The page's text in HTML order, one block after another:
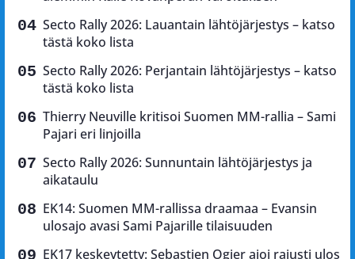
Secto Rally 2026: Lauantain lähtöjärjestys – katso
tästä koko lista
Secto Rally 2026: Perjantain lähtöjärjestys – katso
tästä koko lista
Thierry Neuville kritisoi Suomen MM-rallia – Sami
Pajari eri linjoilla
Secto Rally 2026: Sunnuntain lähtöjärjestys ja
aikataulu
EK14: Suomen MM-rallissa draamaa – Evansin
ulosajo avasi Sami Pajarille tilaisuuden
EK17 keskeytetty: Sebastien Ogier ajoi rajusti ulos